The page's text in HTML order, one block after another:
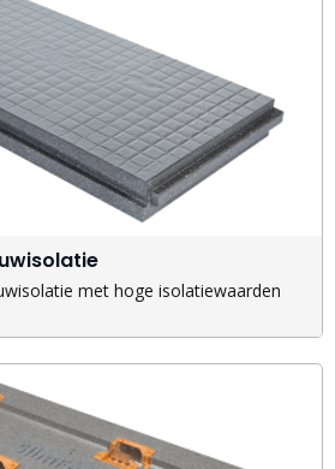
met hoge isolatiewaarden